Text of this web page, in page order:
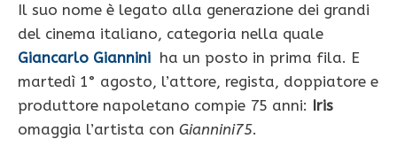
Il suo nome è legato alla generazione dei grandi
del cinema italiano, categoria nella quale
Giancarlo Giannini ha un posto in prima fila. E
martedì 1° agosto, l’attore, regista, doppiatore e
produttore napoletano compie 75 anni: Iris
omaggia l’artista con Giannini75.